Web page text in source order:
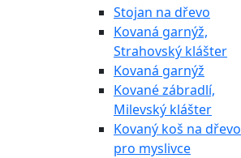
Stojan na dřevo
Kovaná garnýž,
Strahovský klášter
Kovaná garnýž
Kované zábradlí,
Milevský klášter
Kovaný koš na dřevo
pro myslivce